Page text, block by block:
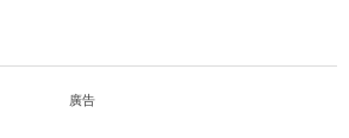
廣告